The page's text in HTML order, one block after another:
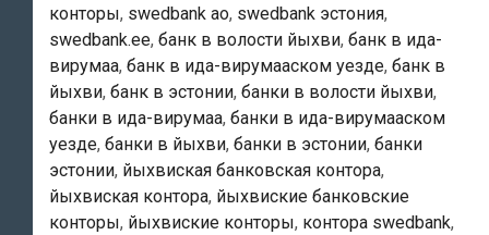
конторы, swedbank ао, swedbank эстония,
swedbank.ee, банк в волости йыхви, банк в ида-
вирумаа, банк в ида-вирумааском уезде, банк в
йыхви, банк в эстонии, банки в волости йыхви,
банки в ида-вирумаа, банки в ида-вирумааском
уезде, банки в йыхви, банки в эстонии, банки
эстонии, йыхвиская банковская контора,
йыхвиская контора, йыхвиские банковские
конторы, йыхвиские конторы, контора swedbank,